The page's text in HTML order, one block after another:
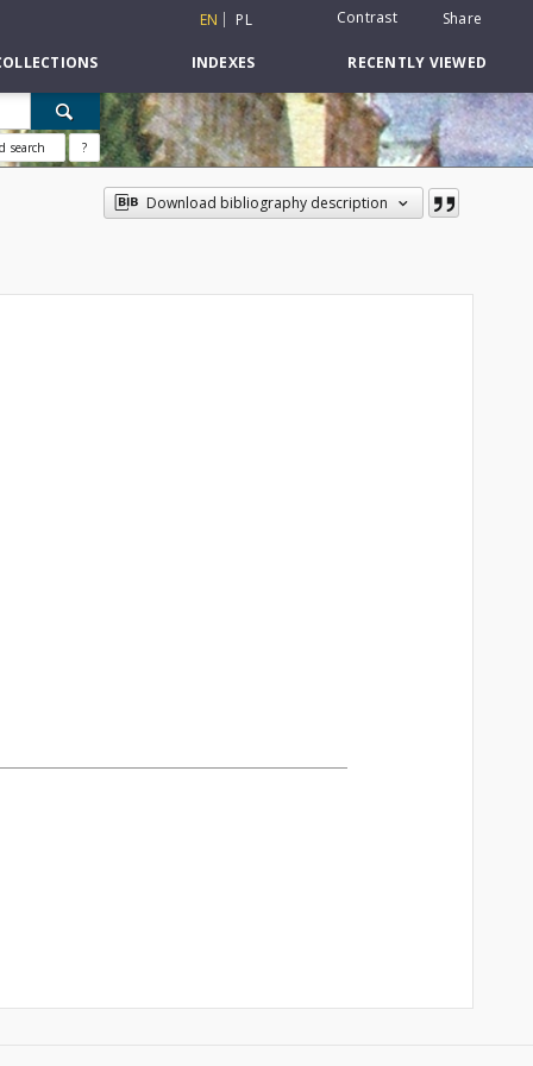
EN PL Contrast Share
INDEXES RECENTLY VIEWED
search ?
Download bibliography description